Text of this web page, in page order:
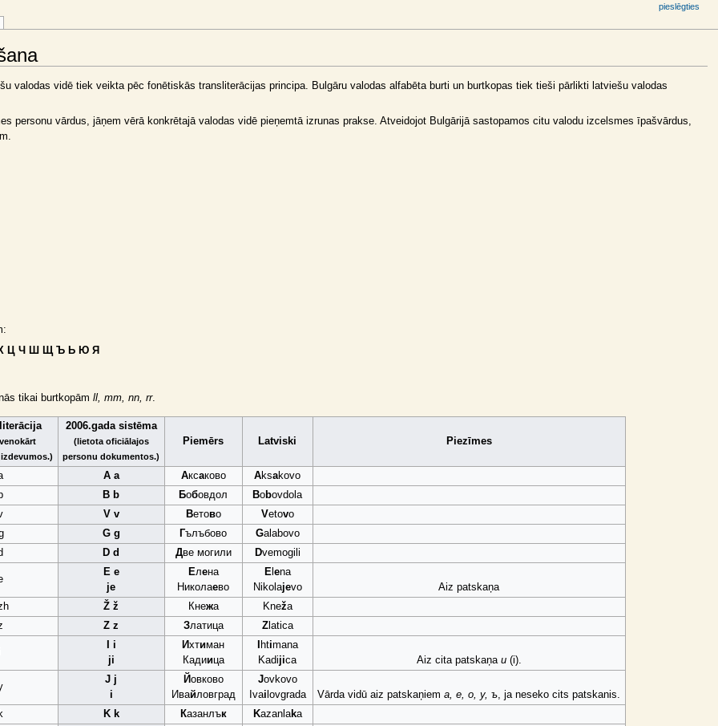
valodas vidē tiek veikta pēc fonētiskās transliterācijas principa. Bulgāru valodas alfabēta burti un burtkopas tiek tieši pārlikti latviešu valodas
personu vārdus, jāņem vērā konkrētajā valodas vidē pieņemtā izrunas prakse. Atveidojot Bulgārijā sastopamos citu valodu izcelsmes īpašvārdus,
Х Ц Ч Ш Щ Ъ Ь Ю Я
tikai burtkopām ll, mm, nn, rr.
2006.gada sistēma
(lietota oficiālajos
personu dokumentos.)
Piemērs Latviski Piezīmes
A a Аксаково Aksakovo
B b Бобовдол Bobovdola
V v Ветово Vetovo
G g Гълъбово Galabovo
D d Две могили Dvemogili
E e
je
Елена
Николаево
E ena
Nikolajevo
Aiz patskaņa
Ž ž Кнежа Kneža
Z z Златица Zlatica
I i
ji
Ихтиман
Кадиица
htimana
Kadijica Aiz cita patskaņa и(i).
J j
i
Йовково
Ивайловград
Jovkovo
Ivai lovgrada Vārda vidū aiz patskaņiemа, е, о, у, ъ , ja neseko cits patskanis.
K k Казанлък Kazanlaka
pieslēgties